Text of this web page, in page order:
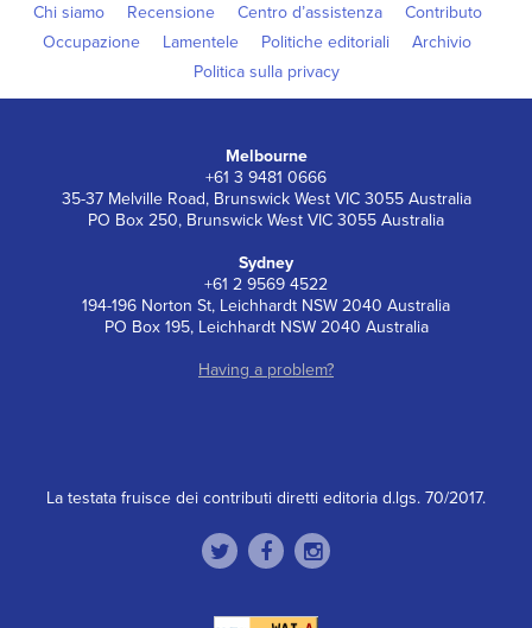
Chi siamo Recensione Centro d’assistenza
Contributo
Occupazione
Lamentele Politiche editoriali
Archivio
Politica sulla privacy
Melbourne
+61 3 9481 0666
35-37 Melville Road, Brunswick West VIC 3055 Australia
PO Box 250, Brunswick West VIC 3055 Australia
Sydney
+61 2 9569 4522
194-196 Norton St, Leichhardt NSW 2040 Australia
PO Box 195, Leichhardt NSW 2040 Australia
Having a problem?
La testata fruisce dei contributi diretti editoria d.lgs. 70/2017.